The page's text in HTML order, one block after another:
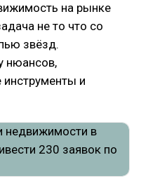
на рынке
не то что со
звёзд.
нюансов,
инструменты и